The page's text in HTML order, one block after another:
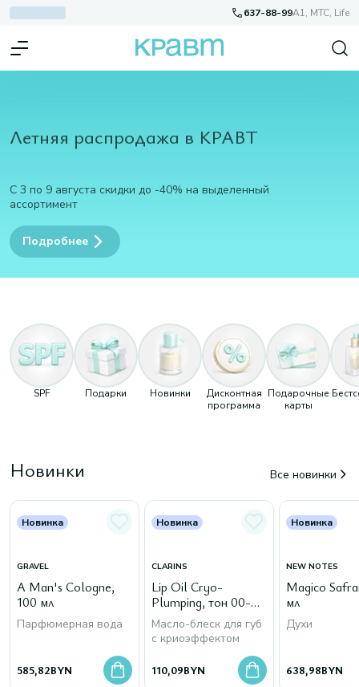
637-88-99A1, МТС, Life
Летняя распродажа в КРАВТ
С 3 по 9 августа скидки до -40% на выделенный
ассортимент
Подробнее
SPF Подарки Новинки
Дисконтная
программа
Подарочные
карты
Новинки Все новинки
Новинка
GRAVEL
A Man's Cologne,
100 мл
Парфюмерная вода
585,82BYN
Новинка
CLARINS
Lip Oil Cryo-
Plumping, тон 00-
Cryo Mint
Масло-блеск для губ
с криоэффектом
110,09BYN
Новинка
NEW NOTES
Magico
мл
Духи
638,98BYN